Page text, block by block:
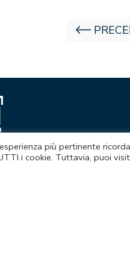
più pertinente
i cookie. Tuttavia, puoi